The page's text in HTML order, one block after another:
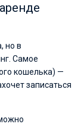
но в
Самое
кошелька) —
записаться